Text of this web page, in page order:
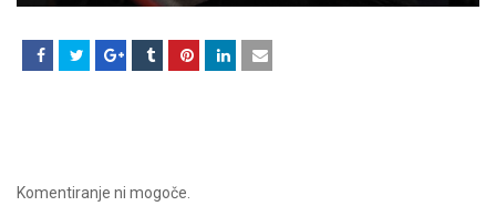
Komentiranje ni mogoče.